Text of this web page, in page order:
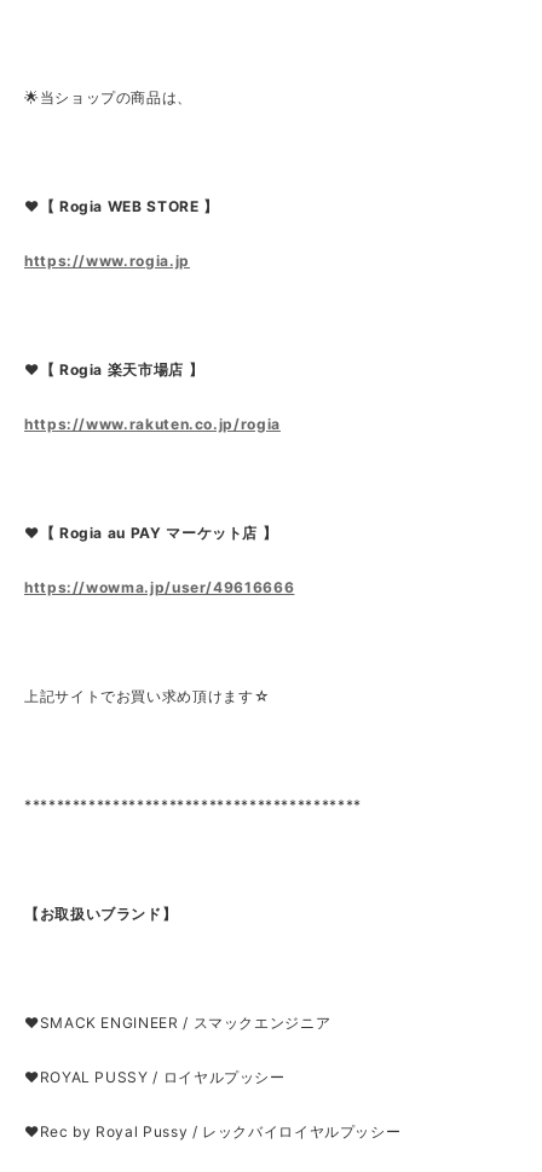
🌟当ショップの商品は、
❤【 Rogia WEB STORE 】
https://www.rogia.jp
❤【 Rogia 楽天市場店 】
https://www.rakuten.co.jp/rogia
❤【 Rogia au PAY マーケット店 】
https://wowma.jp/user/49616666
上記サイトでお買い求め頂けます☆
******************************************
【お取扱いブランド】
❤SMACK ENGINEER / スマックエンジニア
❤ROYAL PUSSY / ロイヤルプッシー
❤Rec by Royal Pussy / レックバイロイヤルプッシー